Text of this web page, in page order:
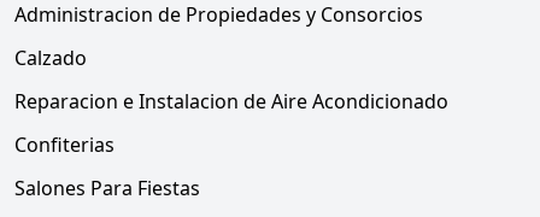
Administracion de Propiedades y Consorcios
Calzado
Reparacion e Instalacion de Aire Acondicionado
Confiterias
Salones Para Fiestas